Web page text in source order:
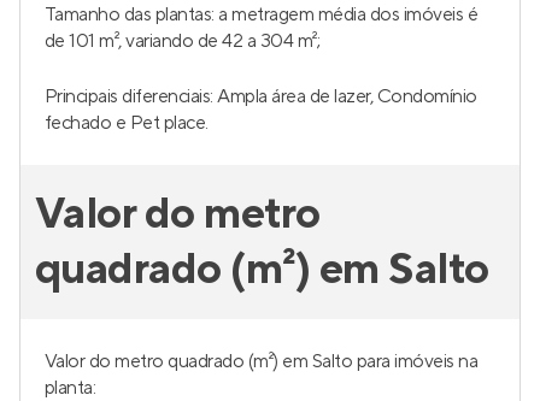
Tamanho das plantas: a metragem média dos imóveis é
de 101 m², variando de 42 a 304 m²;
Principais diferenciais: Ampla área de lazer, Condomínio
fechado e Pet place.
Valor do metro
quadrado (m²) em Salto
Valor do metro quadrado (m²) em Salto para imóveis na
planta: